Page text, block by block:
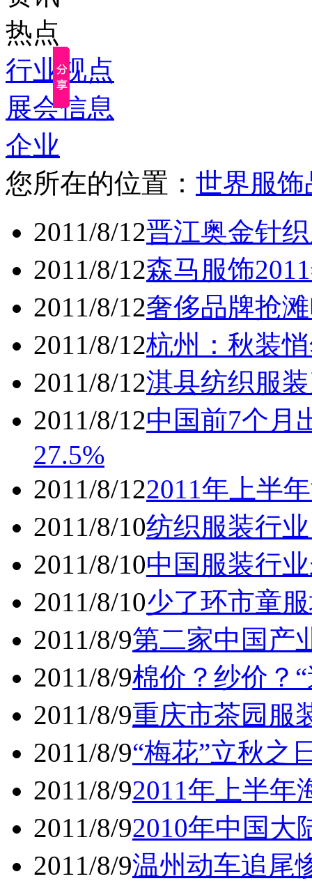
热点
行业视点
展会信息
企业
您所在的位置： 世界服饰
2011/8/12晋江奥金针
2011/8/12森马服饰
2011/8/12奢侈品牌抢
2011/8/12杭州：秋装
2011/8/12淇县纺织服
2011/8/12中国前7个月
27.5%
2011/8/122011年上半
2011/8/10纺织服装行
2011/8/10中国服装行
2011/8/10少了环市童
2011/8/9第二家中国产
2011/8/9棉价？纱价？
2011/8/9重庆市茶园服
2011/8/9“梅花”立秋之
2011/8/92011年上半年
2011/8/92010年中国大
2011/8/9温州动车追尾